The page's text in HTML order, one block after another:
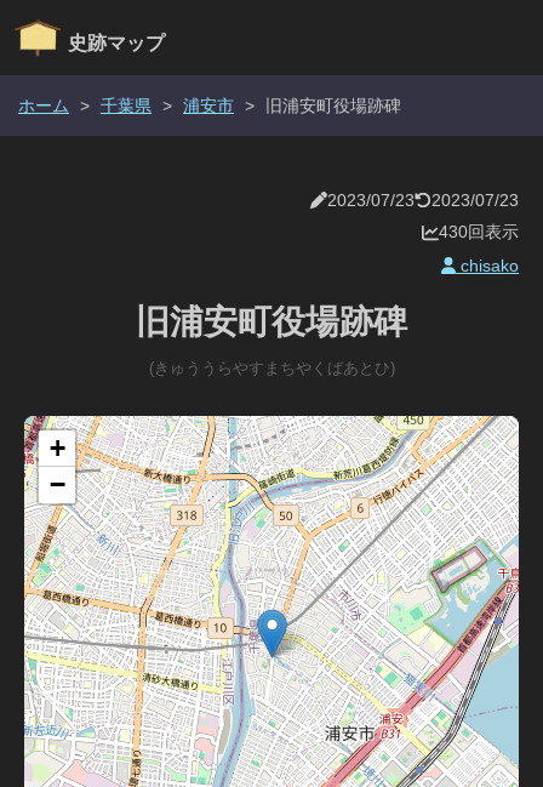
史跡マップ
ホーム > 千葉県 > 浦安市 > 旧浦安町役場跡碑
2023/07/23
2023/07/23
430回表示
chisako
旧浦安町役場跡碑
(きゅううらやすまちやくばあとひ)
+
−